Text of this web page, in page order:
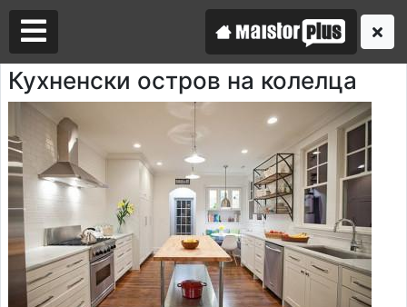
Кухненски остров на колелца
Аз съм майстор
Търся майстор